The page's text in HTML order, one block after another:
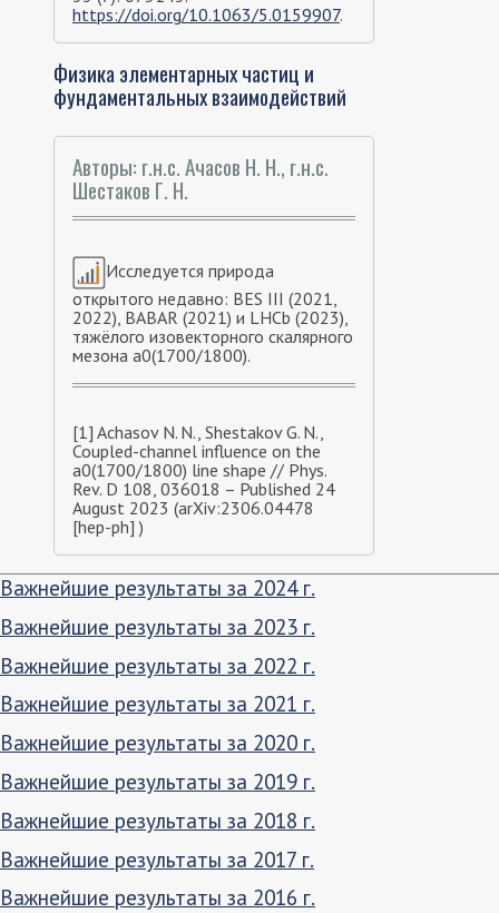
https://doi.org/10.1063/5.0159907.
Физика элементарных частиц и
фундаментальных взаимодействий
Авторы: г.н.с. Ачасов Н. Н., г.н.с.
Шестаков Г. Н.
Исследуется природа
открытого недавно: BES III (2021,
2022), BABAR (2021) и LHCb (2023),
тяжёлого изовекторного скалярного
мезона a0(1700/1800).
[1] Achasov N. N., Shestakov G. N.,
Coupled-channel influence on the
a0(1700/1800) line shape // Phys.
Rev. D 108, 036018 – Published 24
August 2023 (arXiv:2306.04478
[hep-ph] )
Важнейшие результаты за 2024 г.
Важнейшие результаты за 2023 г.
Важнейшие результаты за 2022 г.
Важнейшие результаты за 2021 г.
Важнейшие результаты за 2020 г.
Важнейшие результаты за 2019 г.
Важнейшие результаты за 2018 г.
Важнейшие результаты за 2017 г.
Важнейшие результаты за 2016 г.